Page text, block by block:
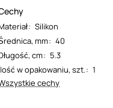
: Silikon
mm: 40
cm: 5.3
w opakowaniu, szt.: 1
cechy